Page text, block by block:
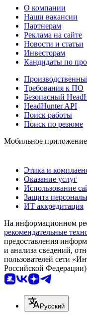
О компании
Наши вакансии
Партнерам
Реклама на сайте
Новости и статьи
Инвесторам
Кандидаты по
Требования к ПО
Безопасный
HeadHunter API
Поиск работы
Поиск по резюме
Мобильное приложение
Этика и
Оказание услуг
Использование
Защита
ИТ аккредитация
На информационном
рекомендательные
предоставления
и анализа сведений,
пользователей сети
Российской Федерации)
Русский